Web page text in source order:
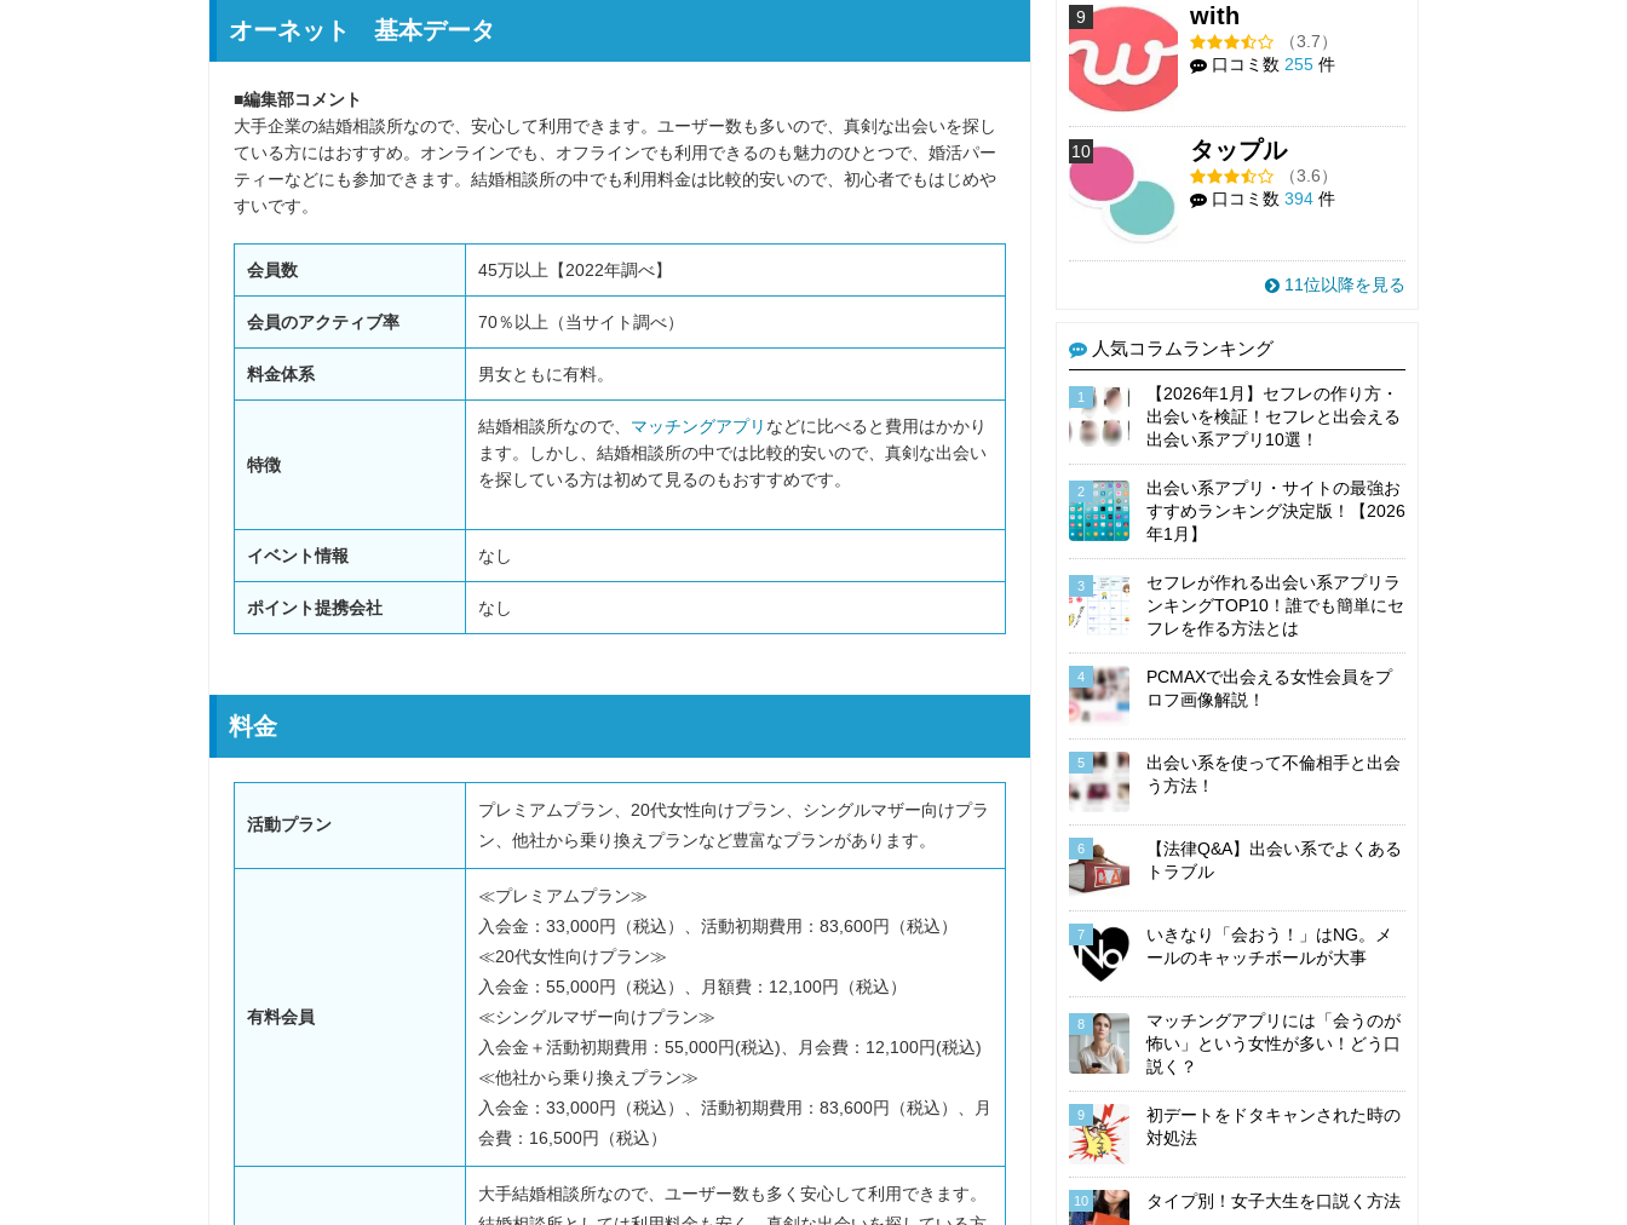
オーネット 基本データ
■編集部コメント
大手企業の結婚相談所なので、安心して利用できます。ユーザー数も多いので、真剣な出会いを探し
ている方にはおすすめ。オンラインでも、オフラインでも利用できるのも魅力のひとつで、婚活パー
ティーなどにも参加できます。結婚相談所の中でも利用料金は比較的安いので、初心者でもはじめや
すいです。
会員数 45万以上【2022年調べ】
会員のアクティブ率 70％以上（当サイト調べ）
料金体系 男女ともに有料。
特徴
結婚相談所なので、 マッチングアプリ などに比べると費用はかかり
ます。しかし、結婚相談所の中では比較的安いので、真剣な出会い
を探している方は初めて見るのもおすすめです。
イベント情報 なし
ポイント提携会社 なし
料金
活動プラン
プレミアムプラン、20代女性向けプラン、シングルマザー向けプラ
ン、他社から乗り換えプランなど豊富なプランがあります。
有料会員
≪プレミアムプラン≫
入会金：33,000円（税込）、活動初期費用：83,600円（税込）
≪20代女性向けプラン≫
入会金：55,000円（税込）、月額費：12,100円（税込）
≪シングルマザー向けプラン≫
入会金＋活動初期費用：55,000円(税込)、月会費：12,100円(税込)
≪他社から乗り換えプラン≫
入会金：33,000円（税込）、活動初期費用：83,600円（税込）、月
会費：16,500円（税込）
大手結婚相談所なので、ユーザー数も多く安心して利用できます。
9 with
（3.7）
口コミ数 255 件
10 タップル
（3.6）
口コミ数 394 件
11位以降を見る
人気コラムランキング
1
【2026年1月】セフレの作り方・
出会いを検証！セフレと出会える
出会い系アプリ10選！
2
出会い系アプリ・サイトの最強お
すすめランキング決定版！【2026
年1月】
3
セフレが作れる出会い系アプリラ
ンキングTOP10！誰でも簡単にセ
フレを作る方法とは
4
PCMAXで出会える女性会員をプ
ロフ画像解説！
5
出会い系を使って不倫相手と出会
う方法！
6
【法律Q&A】出会い系でよくある
トラブル
7
いきなり「会おう！」はNG。メ
ールのキャッチボールが大事
8
マッチングアプリには「会うのが
怖い」という女性が多い！どう口
説く？
9
初デートをドタキャンされた時の
対処法
10 タイプ別！女子大生を口説く方法